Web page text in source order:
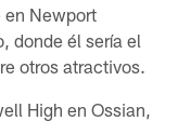
en Newport
donde él sería el
otros atractivos.
High en Ossian,